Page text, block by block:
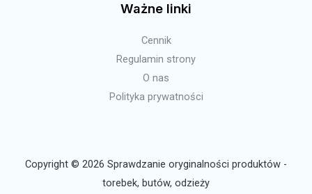
Ważne linki
Cennik
Regulamin strony
O nas
Polityka prywatności
Copyright © 2026 Sprawdzanie oryginalności produktów -
torebek, butów, odzieży